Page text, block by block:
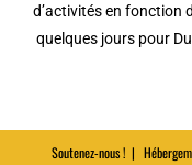
d’activités en fonction
quelques jours pour
Soutenez-nous !